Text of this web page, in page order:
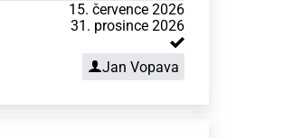
15. července 2026
31. prosince 2026
Jan Vopava